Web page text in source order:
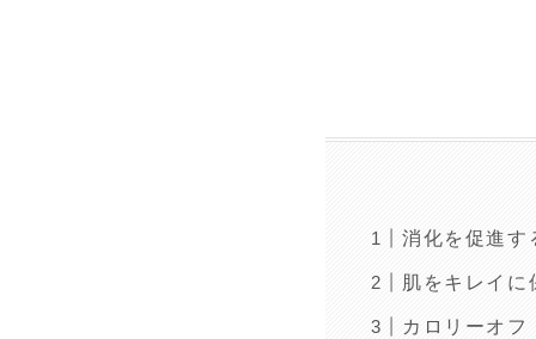
消化を促進す
肌をキレイに
カロリーオフ